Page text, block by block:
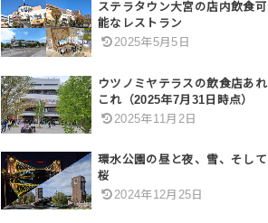
ステラタウン大宮の店内飲食可
能なレストラン
2025年5月5日
ウツノミヤテラスの飲食店あれ
これ（2025年7月31日時点）
2025年11月2日
環水公園の昼と夜、雪、そして
桜
2024年12月25日